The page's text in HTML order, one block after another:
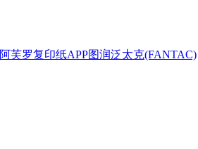
阿芙罗复印纸APP图润泛太克(FANTAC)